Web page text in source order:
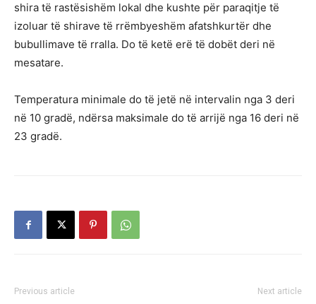
shira të rastësishëm lokal dhe kushte për paraqitje të
izoluar të shirave të rrëmbyeshëm afatshkurtër dhe
bubullimave të rralla. Do të ketë erë të dobët deri në
mesatare.
Temperatura minimale do të jetë në intervalin nga 3 deri
në 10 gradë, ndërsa maksimale do të arrijë nga 16 deri në
23 gradë.
Previous article Next article